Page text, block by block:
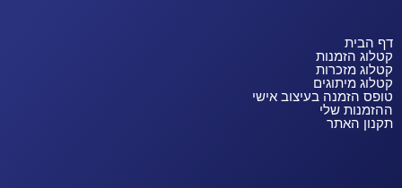
דף הבית
קטלוג הזמנות
קטלוג מזכרות
קטלוג מיתוגים
טופס הזמנה בעיצוב אישי
ההזמנות שלי
תקנון האתר